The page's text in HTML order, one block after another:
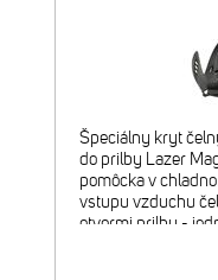
Špeciálny kryt
do prilby Lazer
pomôcka v
vstupu vzduchu
otvormi prilby -